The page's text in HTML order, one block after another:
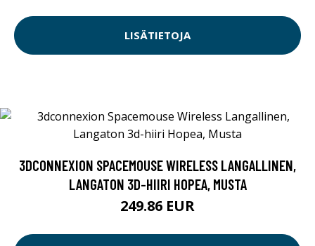
LISÄTIETOJA
3DCONNEXION SPACEMOUSE WIRELESS LANGALLINEN,
LANGATON 3D-HIIRI HOPEA, MUSTA
249.86 EUR